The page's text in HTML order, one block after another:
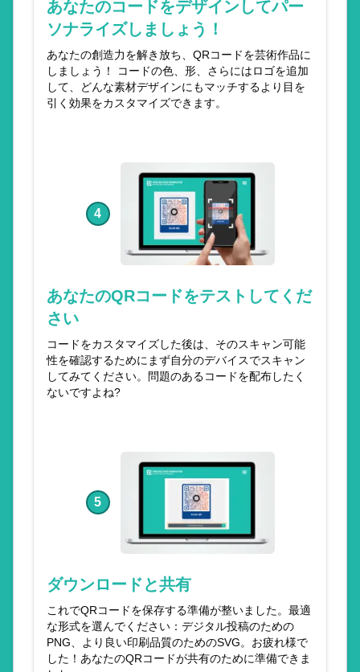
あなたのコードをデザインしてパー
ソナライズしましょう！
あなたの創造力を解き放ち、QRコードを芸術作品に
しましょう！ コードの色、形、さらにはロゴを追加
して、どんな素材デザインにもマッチするより目を
引く効果をカスタマイズできます。
4
あなたのQRコードをテストしてくだ
さい
コードをカスタマイズした後は、そのスキャン可能
性を確認するためにまず自分のデバイスでスキャン
してみてください。問題のあるコードを配布したく
ないですよね?
5
ダウンロードと共有
これでQRコードを保存する準備が整いました。最適
な形式を選んでください：デジタル投稿のための
PNG、より良い印刷品質のためのSVG。お疲れ様で
した！あなたのQRコードが共有のために準備できま